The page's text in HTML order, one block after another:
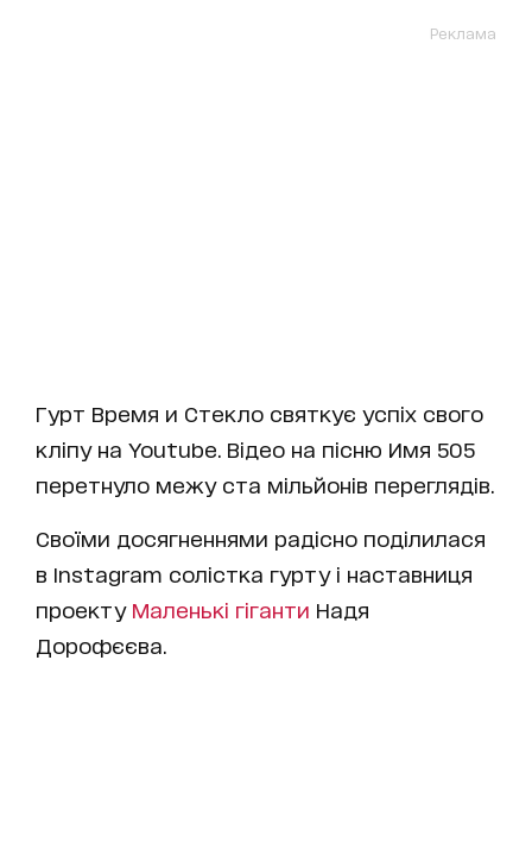
Реклама
Гурт Время и Стекло святкує успіх свого
кліпу на Youtube. Відео на пісню Имя 505
перетнуло межу ста мільйонів переглядів.
Своїми досягненнями радісно поділилася
в Instagram солістка гурту і наставниця
проекту Маленькі гіганти Надя
Дорофєєва.